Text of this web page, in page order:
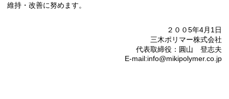
維持・改善に努めます。
２００5年4月1日
三木ポリマー株式会社
代表取締役：圓山 登志夫
E-mail:info@mikipolymer.co.jp